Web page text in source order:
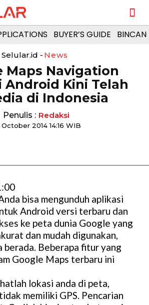
BUYER’S GUIDE
Selular.id - News
Maps Navigation
Android Kini Telah
di Indonesia
Penulis : Redaksi
October 2014 14:16 WIB
bisa mengunduh aplikasi
Android versi terbaru dan
ke peta dunia Google yang
dan mudah digunakan,
berada. Beberapa fitur yang
Google Maps terbaru ini
lokasi anda di peta,
memiliki GPS. Pencarian